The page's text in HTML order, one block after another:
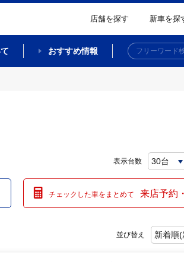
店舗を探す 新車を探
おすすめ情報
表示台数
チェックした車をまとめて 来店予約
並び替え